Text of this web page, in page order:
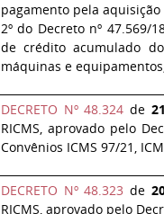
pagamento pela
2º do Decreto nº 47.569/
de crédito acumulado
máquinas e
DECRETO Nº 48.324 de
RICMS, aprovado pelo
Convênios ICMS 97/21,
DECRETO Nº 48.323 de
RICMS, aprovado pelo